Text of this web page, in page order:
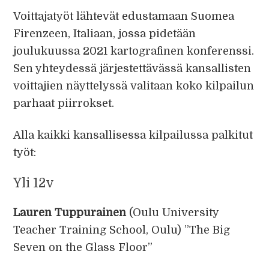
Voittajatyöt lähtevät edustamaan Suomea
Firenzeen, Italiaan, jossa pidetään
joulukuussa 2021 kartografinen konferenssi.
Sen yhteydessä järjestettävässä kansallisten
voittajien näyttelyssä valitaan koko kilpailun
parhaat piirrokset.
Alla kaikki kansallisessa kilpailussa palkitut
työt:
Yli 12v
Lauren Tuppurainen(Oulu University
Teacher Training School, Oulu) ”The Big
Seven on the Glass Floor”